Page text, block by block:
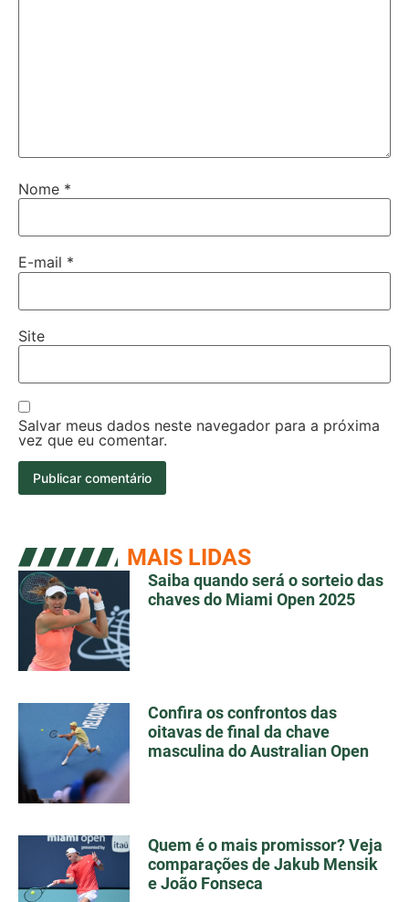
Nome *
E-mail *
Site
Salvar meus dados neste navegador para a próxima
vez que eu comentar.
MAIS LIDAS
Saiba quando será o sorteio das
chaves do Miami Open 2025
Confira os confrontos das
oitavas de final da chave
masculina do Australian Open
Quem é o mais promissor? Veja
comparações de Jakub Mensik
e João Fonseca